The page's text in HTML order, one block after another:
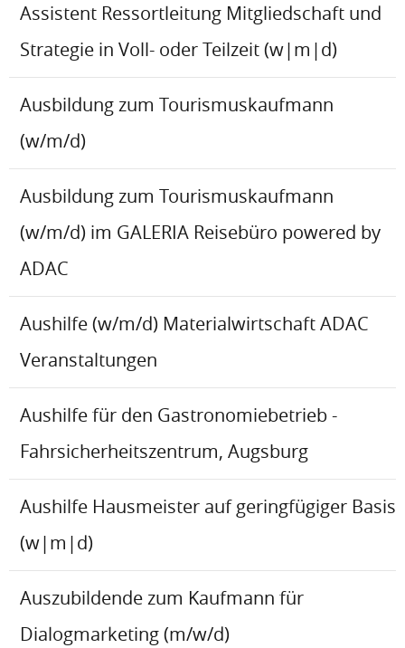
Assistent Ressortleitung Mitgliedschaft und
Strategie in Voll- oder Teilzeit (w|m|d)
Ausbildung zum Tourismuskaufmann
(w/m/d)
Ausbildung zum Tourismuskaufmann
(w/m/d) im GALERIA Reisebüro powered by
ADAC
Aushilfe (w/m/d) Materialwirtschaft ADAC
Veranstaltungen
Aushilfe für den Gastronomiebetrieb -
Fahrsicherheitszentrum, Augsburg
Aushilfe Hausmeister auf geringfügiger Basis
(w|m|d)
Auszubildende zum Kaufmann für
Dialogmarketing (m/w/d)